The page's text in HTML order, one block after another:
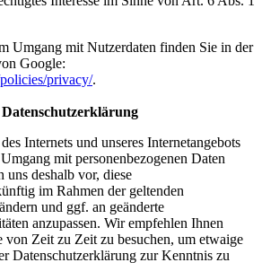
Umgang mit Nutzerdaten finden Sie in der
Google:
privacy/.
Internets und unseres Internetangebots
mit personenbezogenen Daten
uns deshalb vor, diese
im Rahmen der geltenden
und ggf. an geänderte
anzupassen. Wir empfehlen Ihnen
von Zeit zu Zeit zu besuchen, um etwaige
Datenschutzerklärung zur Kenntnis zu